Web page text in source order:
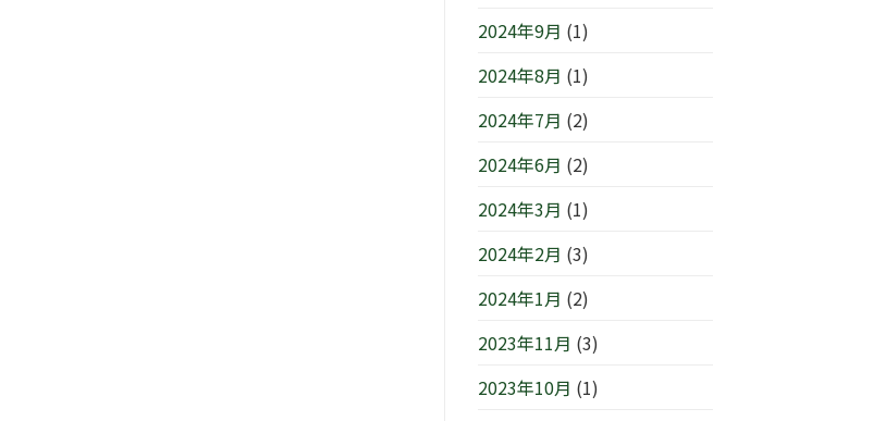
2024年9月 (1)
2024年8月 (1)
2024年7月 (2)
2024年6月 (2)
2024年3月 (1)
2024年2月 (3)
2024年1月 (2)
2023年11月 (3)
2023年10月 (1)